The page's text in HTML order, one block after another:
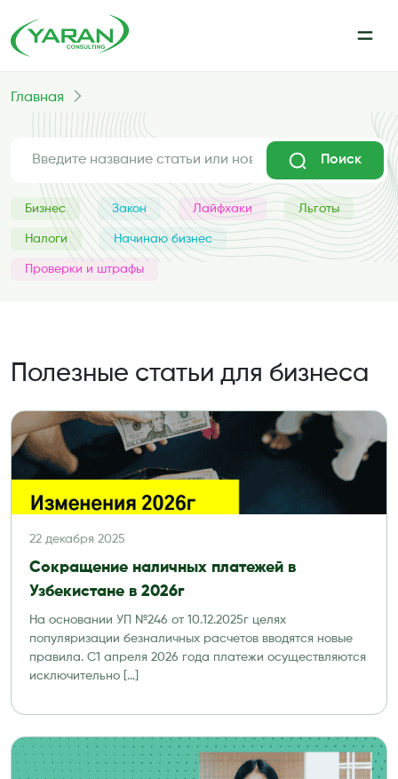
Главная
Поиск
Бизнес Закон Лайфхаки Льготы
Налоги Начинаю бизнес
Проверки и штрафы
Полезные статьи для бизнеса
22 декабря 2025
Сокращение наличных платежей в
Узбекистане в 2026г
На основании УП №246 от 10.12.2025г целях
популяризации безналичных расчетов вводятся новые
правила. С1 апреля 2026 года платежи осуществляются
исключительно […]